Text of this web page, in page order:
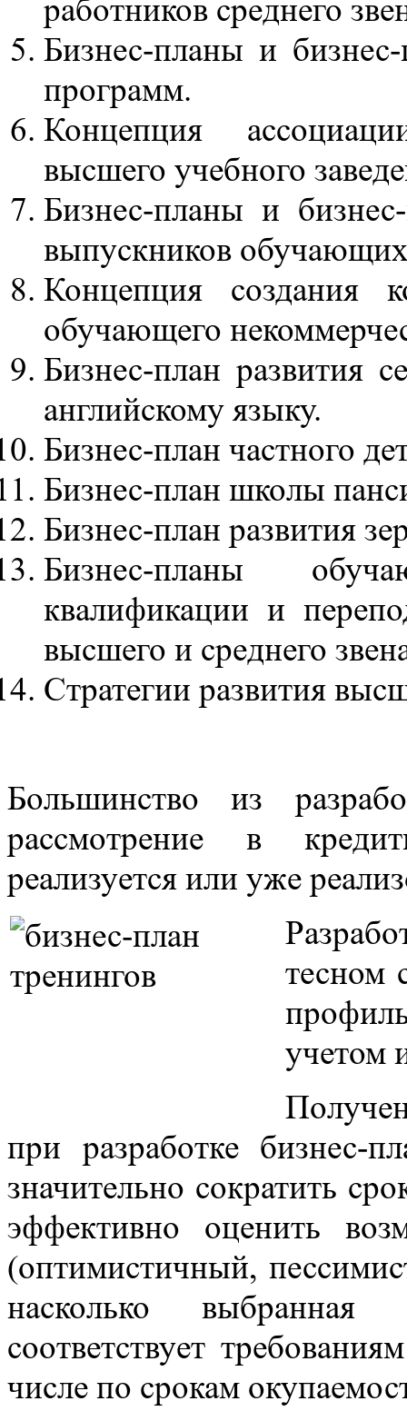
работников среднего
Бизнес-планы и
программ.
Концепция
высшего учебного
Бизнес-планы и
выпускников
Концепция создания
обучающего
Бизнес-план развития
английскому языку.
Бизнес-план частного
Бизнес-план школы
Бизнес-план развития
Бизнес-планы
квалификации и
высшего и среднего
Стратегии развития
Большинство из
рассмотрение в
реализуется или уже
тесном
учетом
при разработке бизнес-
значительно сократить
эффективно оценить
(оптимистичный,
насколько выбранная
соответствует
числе по срокам